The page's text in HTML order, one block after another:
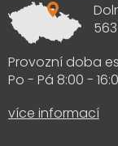
Provozní doba
Po - Pá 8:00 -
více informací